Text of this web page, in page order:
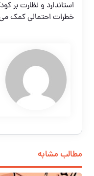
استاندارد و نظارت بر
خطرات احتمالی کمک
مطالب مشابه